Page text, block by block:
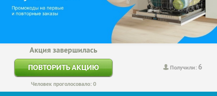
Получили: 6
Акция завершилась
ПОВТОРИТЬ АКЦИЮ
Человек проголосовало: 0